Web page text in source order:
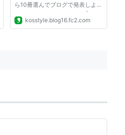
ら10冊選んでブログで発表しよ
う！」という@stiloくんの呼びか
けに乗って、私コウスケが2011
kosstyle.blog16.fc2.com